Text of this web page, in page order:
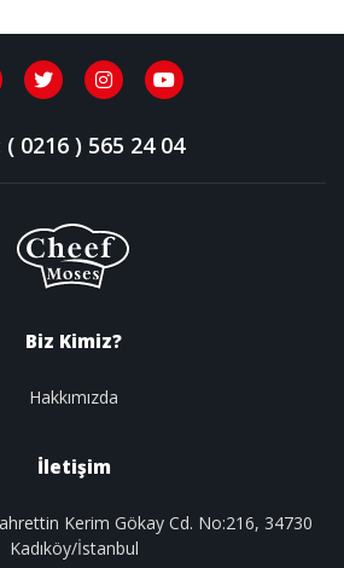
( 0216 ) 565 24 04
Biz Kimiz?
Hakkımızda
İletişim
Kerim Gökay Cd. No:216, 34730
Kadıköy/İstanbul